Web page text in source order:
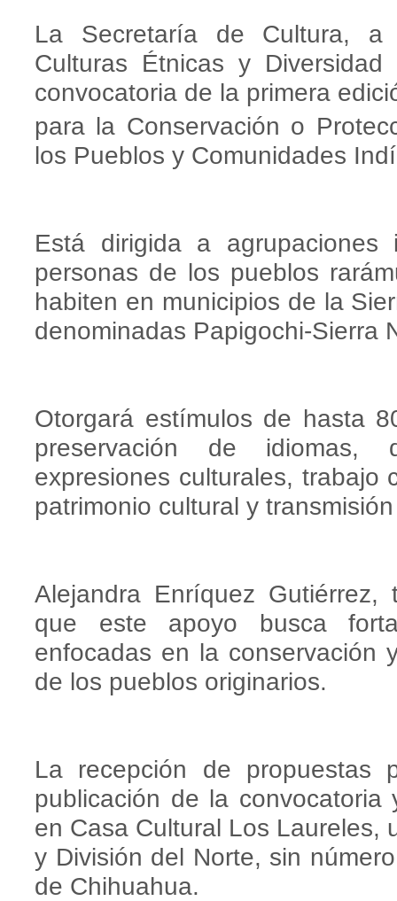
La Secretaría de Cultura, a
Culturas Étnicas y
convocatoria de la primera
para la Conservación o
los Pueblos y Comunidades
Está dirigida a
personas de los pueblos
habiten en municipios de la
denominadas Papigochi-Sierra
Otorgará estímulos de hasta
preservación de idiomas,
expresiones culturales, trabajo
patrimonio cultural y
Alejandra Enríquez
que este apoyo busca
enfocadas en la conservación
de los pueblos originarios.
La recepción de propuestas
publicación de la
en Casa Cultural Los Laureles,
y División del Norte, sin
de Chihuahua.